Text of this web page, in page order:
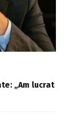
„Am lucrat